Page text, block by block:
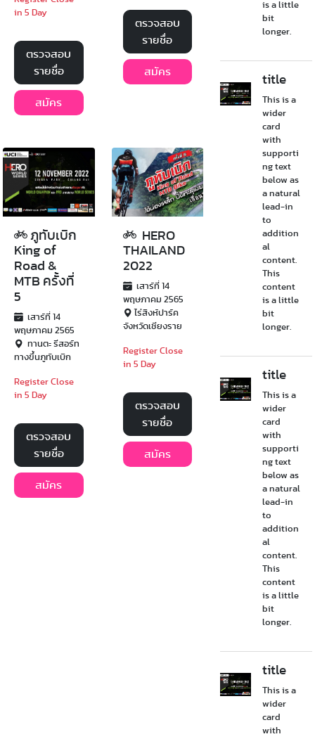
in 5 Day
ตรวจสอบ
รายชื่อ
สมัคร
ตรวจสอบ
รายชื่อ
สมัคร
ภูทับเบิก
King of
Road &
MTB ครั้งที่
5
เสาร์ที่ 14
พฤษภาคม 2565
ทานตะ รีสอร์ท
ทางขึ้นภูทับเบิก
Register Close
in 5 Day
ตรวจสอบ
รายชื่อ
สมัคร
HERO
THAILAND
2022
เสาร์ที่ 14
พฤษภาคม 2565
ไร่สิงห์ปาร์ค
จังหวัดเชียงราย
Register Close
in 5 Day
ตรวจสอบ
รายชื่อ
สมัคร
is a little
bit
longer.
title
This is a
wider
card
with
supporti
ng text
below as
a natural
lead-in
to
addition
al
content.
This
content
is a little
bit
longer.
title
This is a
wider
card
with
supporti
ng text
below as
a natural
lead-in
to
addition
al
content.
This
content
is a little
bit
longer.
title
This is a
wider
card
with